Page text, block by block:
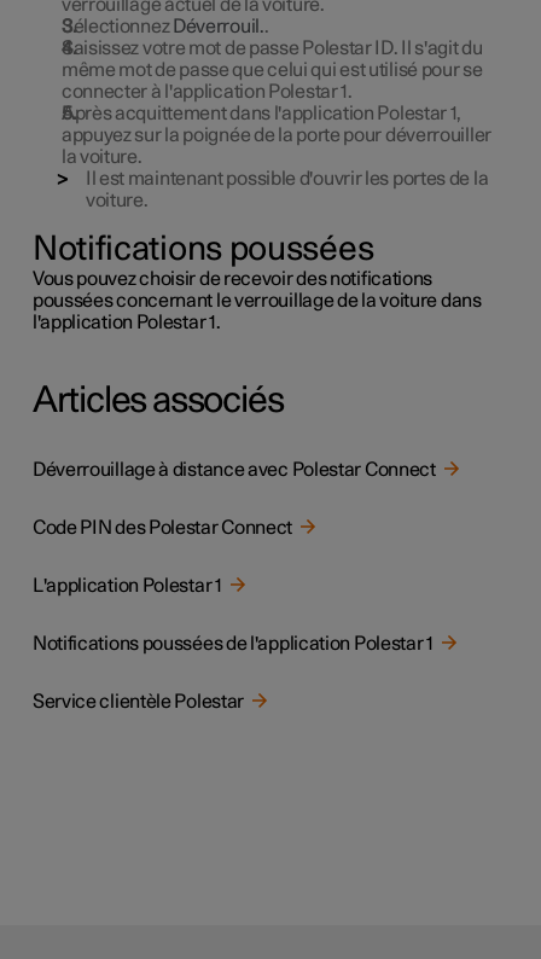
verrouillage actuel de la voiture.
Sélectionnez Déverrouil..
Saisissez votre mot de passe Polestar ID. Il s'agit du
même mot de passe que celui qui est utilisé pour se
connecter à l'application Polestar 1 .
Après acquittement dans l'application Polestar 1,
appuyez sur la poignée de la porte pour déverrouiller
la voiture.
Il est maintenant possible d'ouvrir les portes de la
voiture.
Notifications poussées
Vous pouvez choisir de recevoir des notifications
poussées concernant le verrouillage de la voiture dans
l'application Polestar 1 .
Articles associés
Déverrouillage à distance avec Polestar Connect
Code PIN des Polestar Connect
L'application Polestar 1
Notifications poussées de l'application Polestar 1
Service clientèle Polestar